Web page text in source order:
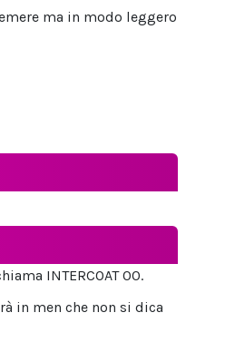
ma in modo leggero
INTERCOAT 00.
in men che non si dica